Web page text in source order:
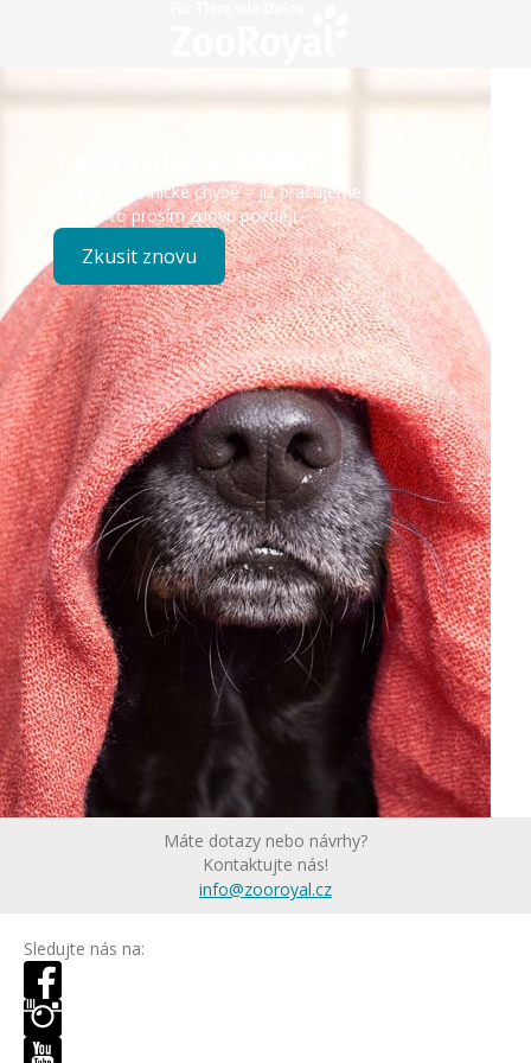
Došlo k technické chybě – již pracujeme na opravě.
Zkuste to prosím znovu později.
Zkusit znovu
Máte dotazy nebo návrhy?
Kontaktujte nás!
info@zooroyal.cz
Sledujte nás na: